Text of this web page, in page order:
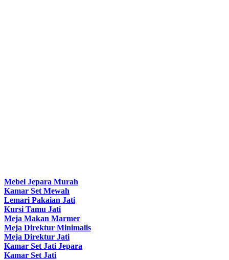
Mebel Jepara Murah
Kamar Set Mewah
Lemari Pakaian Jati
Kursi Tamu Jati
Meja Makan Marmer
Meja Direktur Minimalis
Meja Direktur Jati
Kamar Set Jati Jepara
Kamar Set Jati